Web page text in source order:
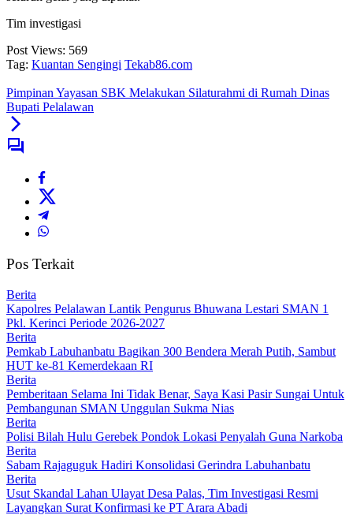
Tim investigasi
Post Views: 569
Tag: Kuantan Sengingi Tekab86.com
Pimpinan Yayasan SBK Melakukan Silaturahmi di Rumah Dinas
Bupati Pelalawan
Pos Terkait
Berita
Kapolres Pelalawan Lantik Pengurus Bhuwana Lestari SMAN 1
Pkl. Kerinci Periode 2026-2027
Berita
Pemkab Labuhanbatu Bagikan 300 Bendera Merah Putih, Sambut
HUT ke-81 Kemerdekaan RI
Berita
Pemberitaan Selama Ini Tidak Benar, Saya Kasi Pasir Sungai Untuk
Pembangunan SMAN Unggulan Sukma Nias
Berita
Polisi Bilah Hulu Gerebek Pondok Lokasi Penyalah Guna Narkoba
Berita
Sabam Rajaguguk Hadiri Konsolidasi Gerindra Labuhanbatu
Berita
Usut Skandal Lahan Ulayat Desa Palas, Tim Investigasi Resmi
Layangkan Surat Konfirmasi ke PT Arara Abadi